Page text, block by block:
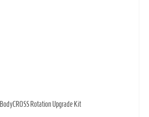
BodyCROSS Rotation Upgrade Kit